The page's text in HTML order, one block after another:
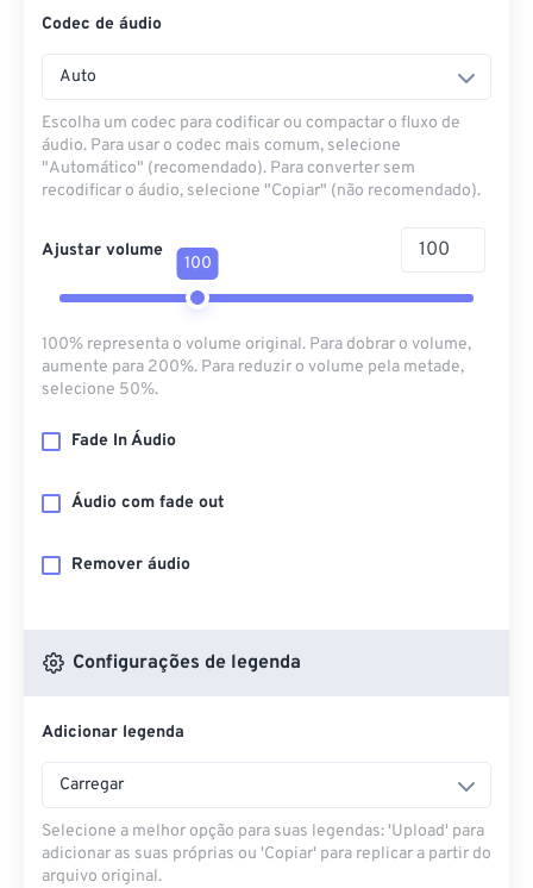
Codec de áudio
Auto
Escolha um codec para codificar ou compactar o fluxo de
áudio. Para usar o codec mais comum, selecione
"Automático" (recomendado). Para converter sem
recodificar o áudio, selecione "Copiar" (não recomendado).
Ajustar volume
100
100% representa o volume original. Para dobrar o volume,
aumente para 200%. Para reduzir o volume pela metade,
selecione 50%.
Fade In Áudio
Áudio com fade out
Remover áudio
Configurações de legenda
Adicionar legenda
Carregar
Selecione a melhor opção para suas legendas: 'Upload' para
adicionar as suas próprias ou 'Copiar' para replicar a partir do
arquivo original.